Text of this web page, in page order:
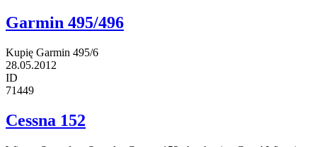
Garmin 495/496
Kupię Garmin 495/6
28.05.2012
ID
71449
Cessna 152